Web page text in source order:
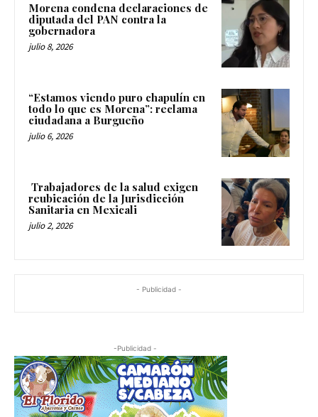
Morena condena declaraciones de
diputada del PAN contra la
gobernadora
julio 8, 2026
“Estamos viendo puro chapulín en
todo lo que es Morena”: reclama
ciudadana a Burgueño
julio 6, 2026
Trabajadores de la salud exigen
reubicación de la Jurisdicción
Sanitaria en Mexicali
julio 2, 2026
- Publicidad -
-Publicidad -